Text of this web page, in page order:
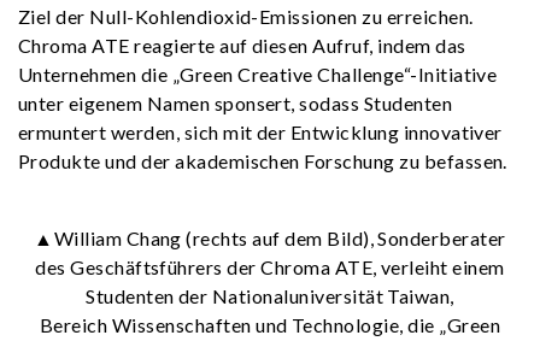
Ziel der Null-Kohlendioxid-Emissionen zu erreichen.
Chroma ATE reagierte auf diesen Aufruf, indem das
Unternehmen die „Green Creative Challenge“-Initiative
unter eigenem Namen sponsert, sodass Studenten
ermuntert werden, sich mit der Entwicklung innovativer
Produkte und der akademischen Forschung zu befassen.
▲William Chang (rechts auf dem Bild), Sonderberater
des Geschäftsführers der Chroma ATE, verleiht einem
Studenten der Nationaluniversität Taiwan,
Bereich Wissenschaften und Technologie, die „Green